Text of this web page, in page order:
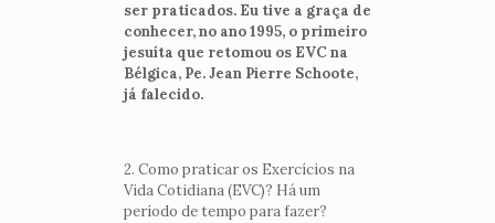
ser praticados. Eu tive a graça de
conhecer, no ano 1995, o primeiro
jesuíta que retomou os EVC na
Bélgica, Pe. Jean Pierre Schoote,
já falecido.
2. Como praticar os Exercícios na
Vida Cotidiana (EVC)? Há um
período de tempo para fazer?